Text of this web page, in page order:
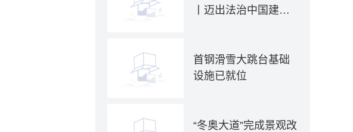
丨迈出法治中国建设
推动全面依法治国新
实践
首钢滑雪大跳台基础
设施已就位
“冬奥大道”完成景观改